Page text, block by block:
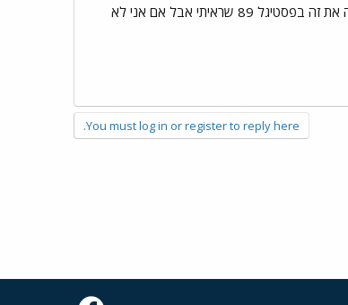
שהיא מחקה את ריטה "בחוץ זה לפעמים בוערררר..." (היה את זה בפסטיגל 89 שראיתי אבל אם אני לא
You must log in or register to reply here.